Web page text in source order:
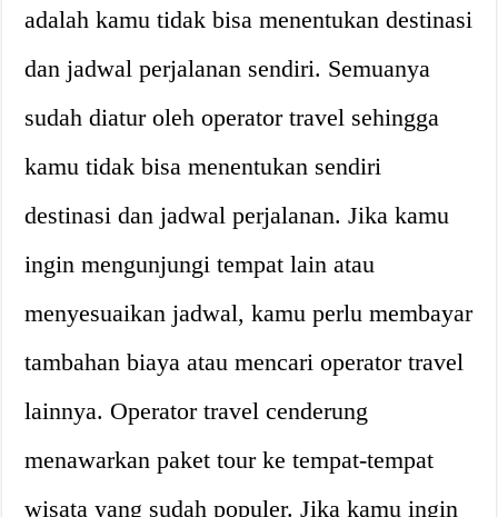
adalah kamu tidak bisa menentukan destinasi
dan jadwal perjalanan sendiri. Semuanya
sudah diatur oleh operator travel sehingga
kamu tidak bisa menentukan sendiri
destinasi dan jadwal perjalanan. Jika kamu
ingin mengunjungi tempat lain atau
menyesuaikan jadwal, kamu perlu membayar
tambahan biaya atau mencari operator travel
lainnya. Operator travel cenderung
menawarkan paket tour ke tempat-tempat
wisata yang sudah populer. Jika kamu ingin